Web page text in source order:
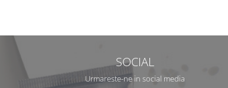
SOCIAL
Urmareste-ne in social media